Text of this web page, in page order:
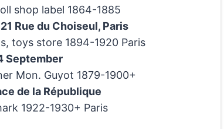
shop label 1864-1885
21 Rue du Choiseul, Paris
toys store 1894-1920 Paris
September
Mon. Guyot 1879-1900+
de la République
1922-1930+ Paris